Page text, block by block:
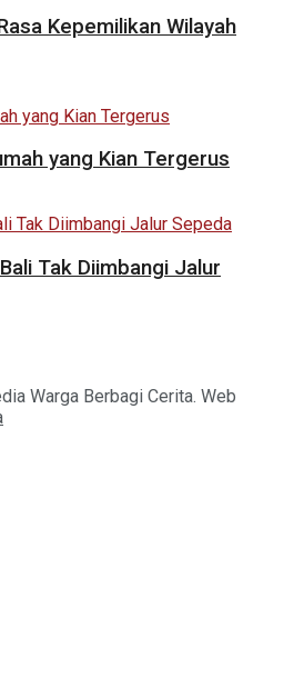
Kepemilikan Wilayah
yang Kian Tergerus
Tak Diimbangi Jalur
Warga Berbagi Cerita. Web